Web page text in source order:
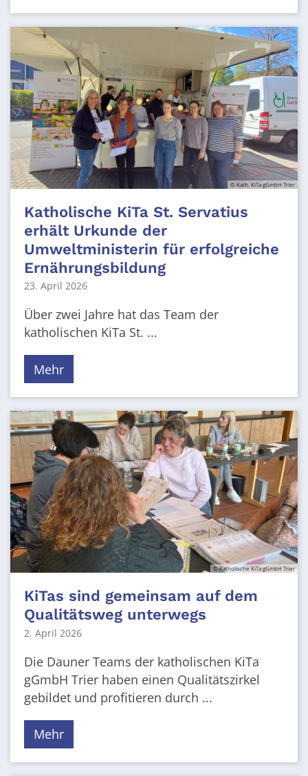
© Kath. KiTa gGmbH Trier
Katholische KiTa St. Servatius
erhält Urkunde der
Umweltministerin für erfolgreiche
Ernährungsbildung
23. April 2026
Über zwei Jahre hat das Team der
katholischen KiTa St. ...
Mehr
© Katholische KiTa gGmbH Trier
KiTas sind gemeinsam auf dem
Qualitätsweg unterwegs
2. April 2026
Die Dauner Teams der katholischen KiTa
gGmbH Trier haben einen Qualitätszirkel
gebildet und profitieren durch ...
Mehr